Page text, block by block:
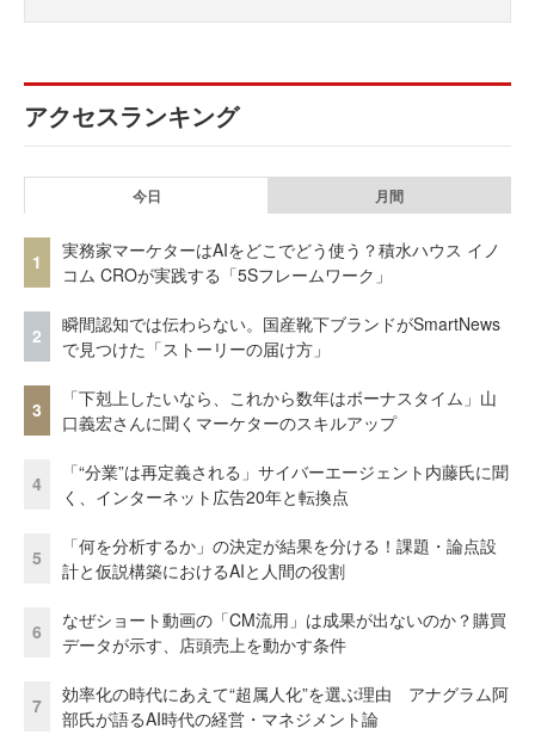
アクセスランキング
今日 月間
1
実務家マーケターはAIをどこでどう使う？積水ハウス イノ
コム CROが実践する「5Sフレームワーク」
2
瞬間認知では伝わらない。国産靴下ブランドがSmartNews
で見つけた「ストーリーの届け方」
3
「下剋上したいなら、これから数年はボーナスタイム」山
口義宏さんに聞くマーケターのスキルアップ
4
「“分業”は再定義される」サイバーエージェント内藤氏に聞
く、インターネット広告20年と転換点
5
「何を分析するか」の決定が結果を分ける！課題・論点設
計と仮説構築におけるAIと人間の役割
6
なぜショート動画の「CM流用」は成果が出ないのか？購買
データが示す、店頭売上を動かす条件
7
効率化の時代にあえて“超属人化”を選ぶ理由 アナグラム阿
部氏が語るAI時代の経営・マネジメント論